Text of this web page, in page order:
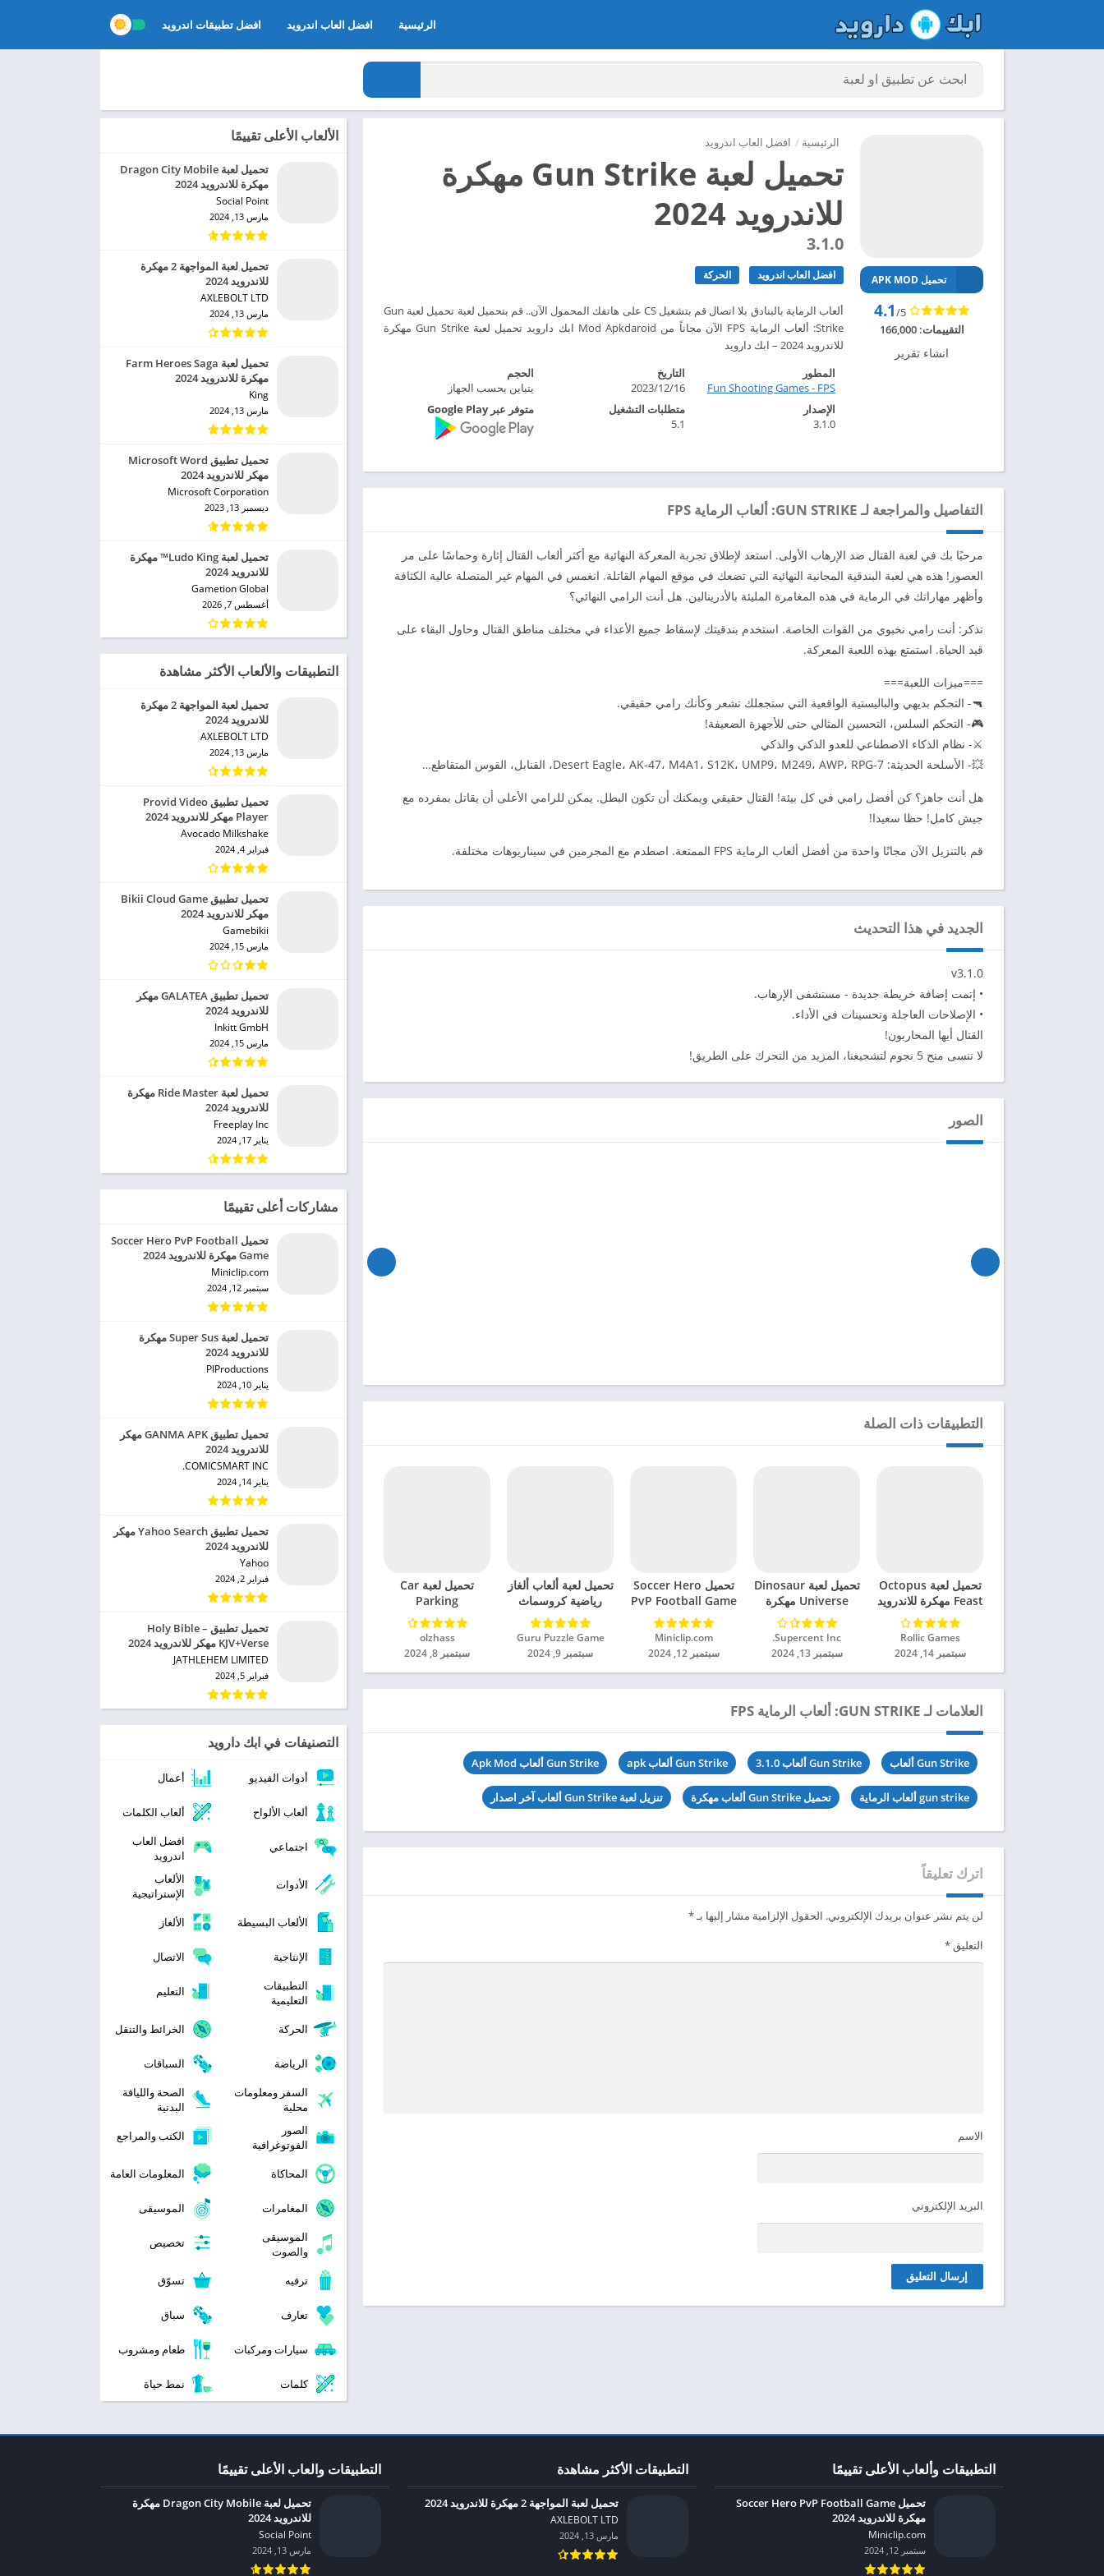
الرئيسية افضل العاب اندرويد افضل تطبيقات اندرويد
الرئيسية / افضل العاب اندرويد
تحميل لعبة Gun Strike مهكرة
للاندرويد 2024
3.1.0
افضل العاب اندرويد الحركة
ألعاب الرماية بالبنادق بلا اتصال قم بتشغيل CS على هاتفك المحمول الآن.. قم بتحميل لعبة تحميل لعبة Gun
Strike: ألعاب الرماية FPS الآن مجاناً من Mod Apkdaroid ابك دارويد تحميل لعبة Gun Strike مهكرة
للاندرويد 2024 – ابك دارويد
تحميل APK MOD
4.1/5
التقييمات:166,000
انشاء تقرير
المطور
Fun Shooting Games - FPS‏
التاريخ
2023/12/16
الحجم
يتباين بحسب الجهاز
الإصدار
3.1.0
متطلبات التشغيل
5.1
متوفر عبر Google Play
التفاصيل والمراجعة لـ GUN STRIKE: ألعاب الرماية FPS
مرحبًا بك في لعبة القتال ضد الإرهاب الأولى. استعد لإطلاق تجربة المعركة النهائية مع أكثر ألعاب القتال إثارة وحماسًا على مر
العصور! هذه هي لعبة البندقية المجانية النهائية التي تضعك في موقع المهام القاتلة. انغمس في المهام غير المتصلة عالية الكثافة
وأظهر مهاراتك في الرماية في هذه المغامرة المليئة بالأدرينالين. هل أنت الرامي النهائي؟
تذكر: أنت رامي نخبوي من القوات الخاصة. استخدم بندقيتك لإسقاط جميع الأعداء في مختلف مناطق القتال وحاول البقاء على
قيد الحياة. استمتع بهذه اللعبة المعركة.
===ميزات اللعبة===
🔫- التحكم بديهي والباليستية الواقعية التي ستجعلك تشعر وكأنك رامي حقيقي.
🎮- التحكم السلس، التحسين المثالي حتى للأجهزة الضعيفة!
⚔️- نظام الذكاء الاصطناعي للعدو الذكي والذكي
💥- الأسلحة الحديثة: Desert Eagle، AK-47، M4A1، S12K، UMP9، M249، AWP، RPG-7، القنابل، القوس المتقاطع…
هل أنت جاهز؟ كن أفضل رامي في كل بيئة! القتال حقيقي ويمكنك أن تكون البطل. يمكن للرامي الأعلى أن يقاتل بمفرده مع
جيش كامل! حظا سعيدا!
قم بالتنزيل الآن مجانًا واحدة من أفضل ألعاب الرماية FPS الممتعة. اصطدم مع المجرمين في سيناريوهات مختلفة.
الجديد في هذا التحديث
v3.1.0
• إتمت إضافة خريطة جديدة - مستشفى الإرهاب.
• الإصلاحات العاجلة وتحسينات في الأداء.
القتال أيها المحاربون!
لا تنسى منح 5 نجوم لتشجيعنا، المزيد من التحرك على الطريق!
الصور
التطبيقات ذات الصلة
تحميل لعبة Octopus
Feast مهكرة للاندرويد
2024
Rollic Games‏
سبتمبر 14, 2024
تحميل لعبة Dinosaur
Universe مهكرة
للاندرويد 2024
Supercent Inc.‏
سبتمبر 13, 2024
تحميل Soccer Hero
PvP Football Game
مهكرة للاندرويد 2024
Miniclip.com‏
سبتمبر 12, 2024
تحميل لعبة ألعاب ألغاز
رياضية كروسماث
مهكرة للاندرويد 2024
Guru Puzzle Game‏
سبتمبر 9, 2024
تحميل لعبة Car
Parking
Multiplayer 2
مهكرة للاندرويد 2024
olzhass‏
سبتمبر 8, 2024
العلامات لـ GUN STRIKE: ألعاب الرماية FPS
Gun Strike ألعاب Gun Strike ألعاب 3.1.0 Gun Strike ألعاب apk Gun Strike ألعاب Apk Mod
gun strike ألعاب الرماية تحميل Gun Strike ألعاب مهكرة تنزيل لعبة Gun Strike ألعاب آخر اصدار
اترك تعليقاً
لن يتم نشر عنوان بريدك الإلكتروني. الحقول الإلزامية مشار إليها بـ*
التعليق*
الاسم
البريد الإلكتروني
الألعاب الأعلى تقييمًا
تحميل لعبة Dragon City Mobile
مهكرة للاندرويد 2024
Social Point‏
مارس 13, 2024
تحميل لعبة المواجهة 2 مهكرة
للاندرويد 2024
AXLEBOLT LTD‏
مارس 13, 2024
تحميل لعبة Farm Heroes Saga
مهكرة للاندرويد 2024
King‏
مارس 13, 2024
تحميل تطبيق Microsoft Word
مهكر للاندرويد 2024
Microsoft Corporation‏
ديسمبر 13, 2023
تحميل لعبة Ludo King™ مهكرة
للاندرويد 2024
Gametion Global‏
أغسطس 7, 2026
التطبيقات والألعاب الأكثر مشاهدة
تحميل لعبة المواجهة 2 مهكرة
للاندرويد 2024
AXLEBOLT LTD‏
مارس 13, 2024
تحميل تطبيق Provid Video
Player مهكر للاندرويد 2024
Avocado Milkshake‏
فبراير 4, 2024
تحميل تطبيق Bikii Cloud Game
مهكر للاندرويد 2024
Gamebikii‏
مارس 15, 2024
تحميل تطبيق GALATEA مهكر
للاندرويد 2024
Inkitt GmbH‏
مارس 15, 2024
تحميل لعبة Ride Master مهكرة
للاندرويد 2024
Freeplay Inc‏
يناير 17, 2024
مشاركات أعلى تقييمًا
تحميل Soccer Hero PvP Football
Game مهكرة للاندرويد 2024
Miniclip.com‏
سبتمبر 12, 2024
تحميل لعبة Super Sus مهكرة
للاندرويد 2024
PIProductions‏
يناير 10, 2024
تحميل تطبيق GANMA APK مهكر
للاندرويد 2024
COMICSMART INC.‏
يناير 14, 2024
تحميل تطبيق Yahoo Search مهكر
للاندرويد 2024
Yahoo‏
فبراير 2, 2024
تحميل تطبيق Holy Bible –
KJV+Verse مهكر للاندرويد 2024
JATHLEHEM LIMITED‏
فبراير 5, 2024
التصنيفات في ابك دارويد
أدوات الفيديو أعمال
ألعاب الألواح ألعاب الكلمات
اجتماعي
افضل العاب
اندرويد
الأدوات
الألعاب
الإستراتيجية
الألعاب البسيطة
الألغاز
الإنتاجية
الاتصال
التطبيقات
التعليمية
التعليم
الحركة الخرائط والتنقل
الرياضة
السباقات
السفر ومعلومات
محلية
الصحة واللياقة
البدنية
الصور
الفوتوغرافية
الكتب والمراجع
المحاكاة المعلومات العامة
المغامرات
الموسيقى
الموسيقى
والصوت
تخصيص
ترفيه تسوّق
تعارف سباق
سيارات ومركبات طعام ومشروب
كلمات نمط حياة
التطبيقات والعاب الأعلى تقييمًا
تحميل لعبة Dragon City Mobile مهكرة
للاندرويد 2024
Social Point‏
مارس 13, 2024
التطبيقات الأكثر مشاهدة
تحميل لعبة المواجهة 2 مهكرة للاندرويد 2024
AXLEBOLT LTD‏
مارس 13, 2024
التطبيقات وألعاب الأعلى تقييمًا
تحميل Soccer Hero PvP Football Game
مهكرة للاندرويد 2024
Miniclip.com‏
سبتمبر 12, 2024